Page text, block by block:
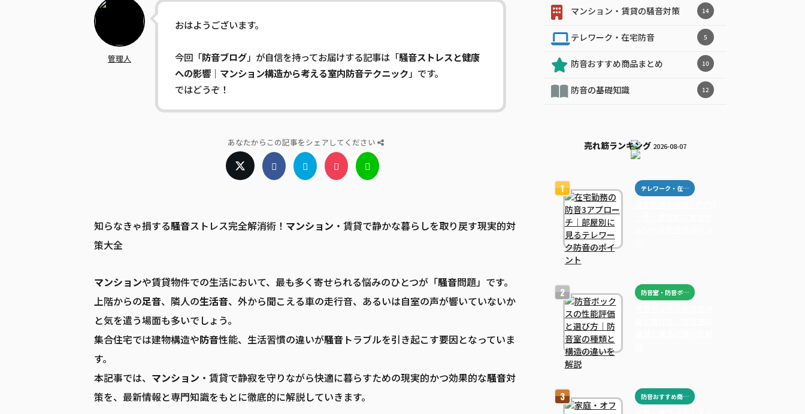
管理人
おはようございます。
今回「防音ブログ」が自信を持ってお届けする記事は「騒音ストレスと健康
への影響｜マンション構造から考える室内防音テクニック 」です。
ではどうぞ！
あなたからこの記事をシェアしてください
知らなきゃ損する騒音ストレス完全解消術！ マンション ・賃貸で静かな暮らしを取り戻す現実的対
策大全
マンションや賃貸物件での生活において、最も多く寄せられる悩みのひとつが「騒音問題」です。
上階からの足音、隣人の生活音、外から聞こえる車の走行音、あるいは自室の声が響いていないか
と気を遣う場面も多いでしょう。
集合住宅では建物構造や防音性能、生活習慣の違いが騒音 トラブルを引き起こす要因となっていま
す。
本記事では、 マンション ・賃貸で静寂を守りながら快適に暮らすための現実的かつ効果的な騒音対
策を、最新情報と専門知識をもとに徹底的に解説していきます。
マンション・賃貸の騒音対策 14
テレワーク・在宅防音 5
防音おすすめ商品まとめ 10
防音の基礎知識 12
売れ筋ランキング 2026-08-07
テレワーク・在宅防音
防音室・防音ボックス
防音おすすめ商品まとめ